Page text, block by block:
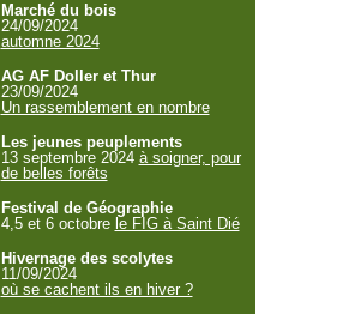
Marché du bois
24/09/2024
automne 2024
AG AF Doller et Thur
23/09/2024
Un rassemblement en nombre
Les jeunes peuplements
13 septembre 2024 à soigner, pour
de belles forêts
Festival de Géographie
4,5 et 6 octobre le FIG à Saint Dié
Hivernage des scolytes
11/09/2024
où se cachent ils en hiver ?